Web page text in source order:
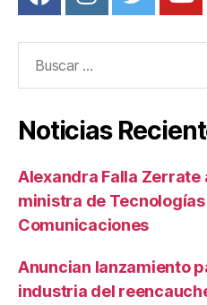
Noticias
Alexandra Falla Zerrate
ministra de
Comunicaciones
Anuncian lanzamiento
industria del